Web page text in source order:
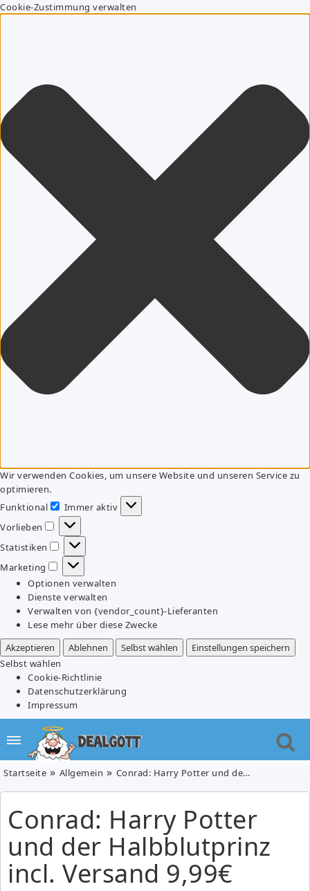
Cookie-Zustimmung verwalten
Wir verwenden Cookies, um unsere Website und unseren Service zu
optimieren.
Funktional
Funktional
Immer aktiv
Vorlieben
Vorlieben
Statistiken
Statistiken
Marketing
Marketing
Optionen verwalten
Dienste verwalten
Verwalten von {vendor_count}-Lieferanten
Lese mehr über diese Zwecke
Akzeptieren
Ablehnen Selbst wählen
Einstellungen speichern
Selbst wählen
Cookie-Richtlinie
Datenschutzerklärung
Impressum
Startseite Allgemein Conrad: Harry Potter und der Halbblutprinz incl. Versand 9,99€
Conrad: Harry Potter
und der Halbblutprinz
incl. Versand 9,99€